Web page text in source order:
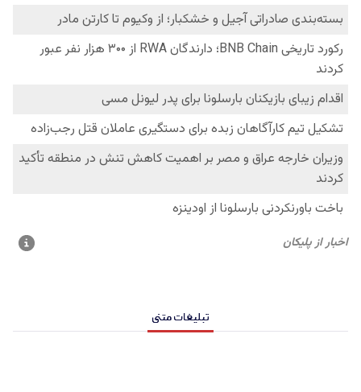
تبلیغات متنی